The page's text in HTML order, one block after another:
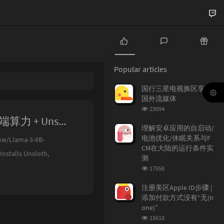
SFT 微调 Llama 3 8B | Google Colab 云端算力 + Unsloth 开源框架 + Hugging Face 多数据集
Llama-3-8B-
Unsloth,
P
p
u
l
a
a
r
t
e
s
t
e
s
t
o
m
m
e
n
s
d
m
r
t
i
c
s
Popular articles
国行三星电视换区享受
国外流媒体
浏
次
数:
23094
理解安卓应用的自启动/
电池优化/休眠关系与F
CM在大陆的运行条件实
测
浏
次
数:
17858
注册美区Apple ID步骤 |
添加付款方式没有“无(n
one)”
浏
15618